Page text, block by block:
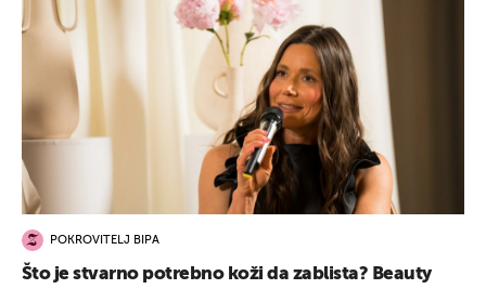
POKROVITELJ BIPA
Što je stvarno potrebno koži da zablista? Beauty